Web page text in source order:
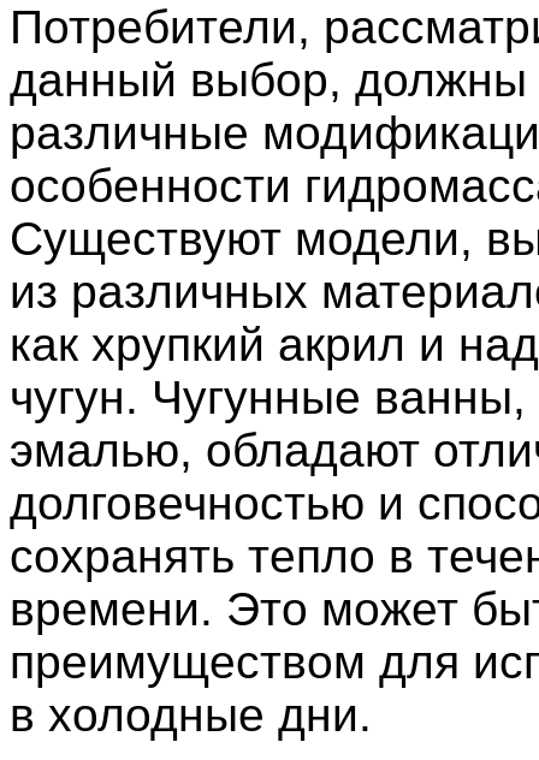
Потребители,
данный выбор, должны
различные
особенности
Существуют модели,
из различных
как хрупкий акрил и
чугун. Чугунные
эмалью, обладают
долговечностью и
сохранять тепло в
времени. Это может
преимуществом для
в холодные дни.